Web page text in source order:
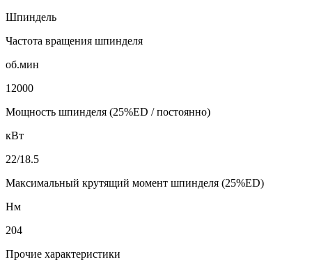
Шпиндель
Частота вращения шпинделя
об.мин
12000
Мощность шпинделя (25%ED / постоянно)
кВт
22/18.5
Максимальный крутящий момент шпинделя (25%ED)
Нм
204
Прочие характеристики